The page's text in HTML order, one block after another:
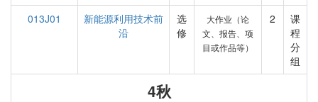
013J01
新能源利用技术前
沿
选
修
大作业（论
文、报告、项
目或作品等）
2
课
程
分
组
4秋